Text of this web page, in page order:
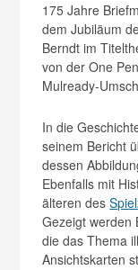
175 Jahre
dem Jubiläum
Berndt im
von der One
Mulready-
In die
seinem Bericht
dessen
Ebenfalls mit
älteren des
Gezeigt werden
die das Thema
Ansichtskarten